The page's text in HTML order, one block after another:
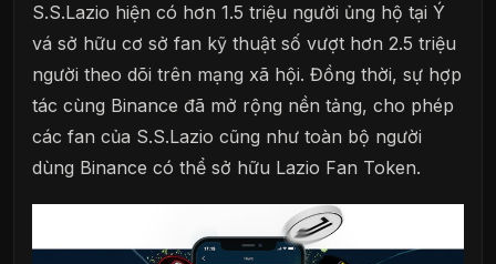
S.S.Lazio hiện có hơn 1.5 triệu người ủng hộ tại Ý
vá sở hữu cơ sở fan kỹ thuật số vượt hơn 2.5 triệu
người theo dõi trên mạng xã hội. Đồng thời, sự hợp
tác cùng Binance đã mở rộng nền tảng, cho phép
các fan của S.S.Lazio cũng như toàn bộ người
dùng Binance có thể sở hữu Lazio Fan Token.